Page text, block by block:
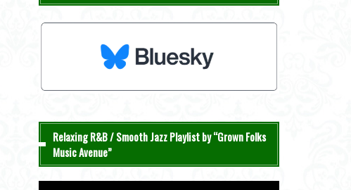
Relaxing R&B / Smooth Jazz Playlist by “Grown Folks
Music Avenue”